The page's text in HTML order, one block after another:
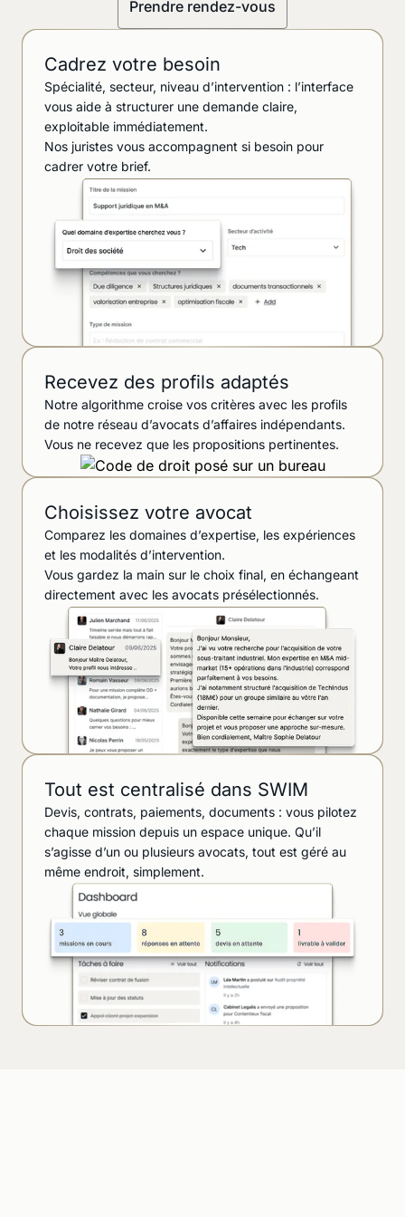
Cadrez votre besoin
Spécialité, secteur, niveau d’intervention : l’interface
vous aide à structurer une demande claire,
exploitable immédiatement.
Nos juristes vous accompagnent si besoin pour
cadrer votre brief.
Recevez des profils adaptés
Notre algorithme croise vos critères avec les profils
de notre réseau d’avocats d’affaires indépendants.
Vous ne recevez que les propositions pertinentes.
Choisissez votre avocat
Comparez les domaines d’expertise, les expériences
et les modalités d’intervention.
Vous gardez la main sur le choix final, en échangeant
directement avec les avocats présélectionnés.
Tout est centralisé dans SWIM
Devis, contrats, paiements, documents : vous pilotez
chaque mission depuis un espace unique. Qu’il
s’agisse d’un ou plusieurs avocats, tout est géré au
même endroit, simplement.
Prendre rendez-vous